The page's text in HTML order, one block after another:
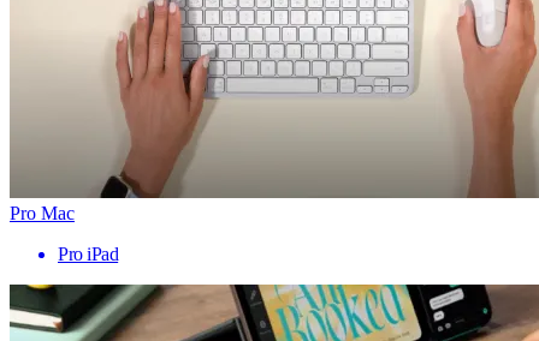
Pro Mac
Pro iPad